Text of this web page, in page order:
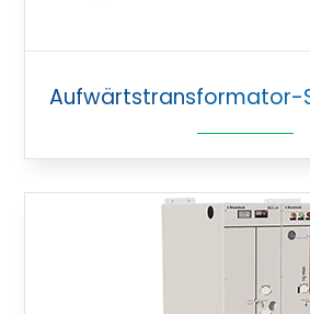
Aufwärtstransformator-